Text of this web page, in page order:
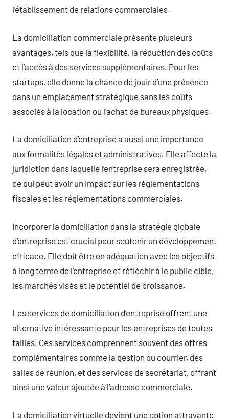
l’établissement de relations commerciales.
La domiciliation commerciale présente plusieurs
avantages, tels que la flexibilité, la réduction des coûts
et l’accès à des services supplémentaires. Pour les
startups, elle donne la chance de jouir d’une présence
dans un emplacement stratégique sans les coûts
associés à la location ou l’achat de bureaux physiques.
La domiciliation d’entreprise a aussi une importance
aux formalités légales et administratives. Elle affecte la
juridiction dans laquelle l’entreprise sera enregistrée,
ce qui peut avoir un impact sur les réglementations
fiscales et les réglementations commerciales.
Incorporer la domiciliation dans la stratégie globale
d’entreprise est crucial pour soutenir un développement
efficace. Elle doit être en adéquation avec les objectifs
à long terme de l’entreprise et réfléchir à le public cible,
les marchés visés et le potentiel de croissance.
Les services de domiciliation d’entreprise offrent une
alternative intéressante pour les entreprises de toutes
tailles. Ces services comprennent souvent des offres
complémentaires comme la gestion du courrier, des
salles de réunion, et des services de secrétariat, offrant
ainsi une valeur ajoutée à l’adresse commerciale.
La domiciliation virtuelle devient une option attrayante